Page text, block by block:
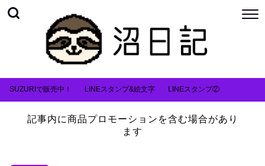
SUZURIで販売中！ LINEスタンプ&絵文字 LINEスタンプ②
記事内に商品プロモーションを含む場合があり
ます